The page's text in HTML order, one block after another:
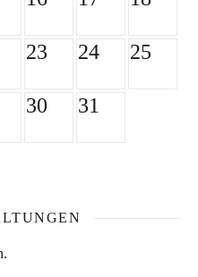
23 24 25
30 31